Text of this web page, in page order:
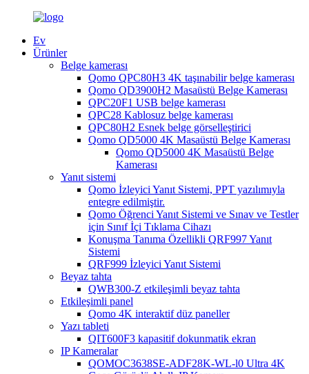
Ev
Ürünler
Belge kamerası
Qomo QPC80H3 4K taşınabilir belge kamerası
Qomo QD3900H2 Masaüstü Belge Kamerası
QPC20F1 USB belge kamerası
QPC28 Kablosuz belge kamerası
QPC80H2 Esnek belge görselleştirici
Qomo QD5000 4K Masaüstü Belge Kamerası
Qomo QD5000 4K Masaüstü Belge
Kamerası
Yanıt sistemi
Qomo İzleyici Yanıt Sistemi, PPT yazılımıyla
entegre edilmiştir.
Qomo Öğrenci Yanıt Sistemi ve Sınav ve Testler
için Sınıf İçi Tıklama Cihazı
Konuşma Tanıma Özellikli QRF997 Yanıt
Sistemi
QRF999 İzleyici Yanıt Sistemi
Beyaz tahta
QWB300-Z etkileşimli beyaz tahta
Etkileşimli panel
Qomo 4K interaktif düz paneller
Yazı tableti
QIT600F3 kapasitif dokunmatik ekran
IP Kameralar
QOMOC3638SE-ADF28K-WL-l0 ​​Ultra 4K